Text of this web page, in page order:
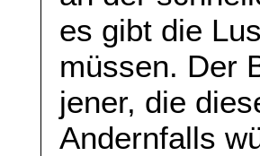
es gibt die
müssen. Der
jener, die
Andernfalls